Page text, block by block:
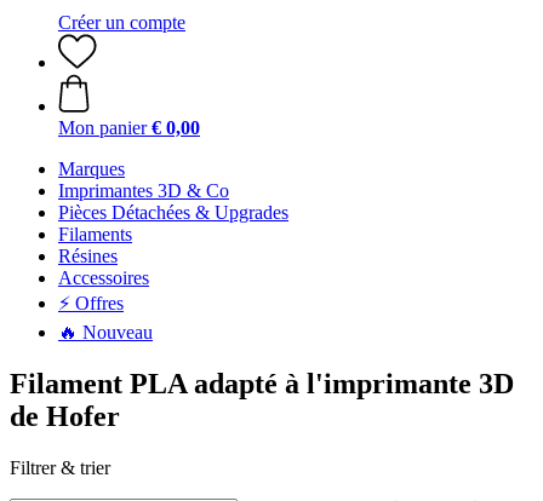
Créer un compte
Mon panier € 0,00
Marques
Imprimantes 3D & Co
Pièces Détachées & Upgrades
Filaments
Résines
Accessoires
⚡ Offres
🔥 Nouveau
Filament PLA adapté à l'imprimante 3D
de Hofer
Filtrer & trier